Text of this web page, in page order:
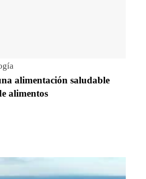
alimentación saludable
alimentos